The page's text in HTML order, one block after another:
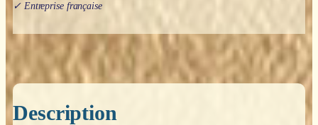
✓ Entreprise française
Description